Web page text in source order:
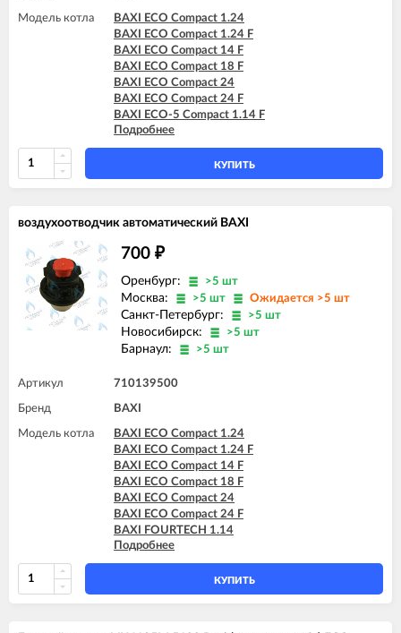
Модель котла
BAXI ECO Compact 1.24
BAXI ECO Compact 1.24 F
BAXI ECO Compact 14 F
BAXI ECO Compact 18 F
BAXI ECO Compact 24
BAXI ECO Compact 24 F
BAXI ECO-5 Compact 1.14 F
BAXI ECO-5 Compact 1.24
BAXI ECO-5 Compact 14 F
BAXI ECO-5 Compact 18 F
BAXI ECO-5 Compact 24
BAXI FOURTECH 1.14
BAXI FOURTECH 1.14 F
BAXI FOURTECH 1.24
BAXI FOURTECH 1.24 F
BAXI FOURTECH 24 (CSB)
BAXI FOURTECH 24 (CSR)
BAXI FOURTECH 24 F (CSB)
BAXI FOURTECH 24 F (CSR)
BAXI MAIN Four 18 F (серая панель)
BAXI MAIN Four 240 F (белая панель)
BAXI MAIN-5 14 F
BAXI MAIN-5 24 F
Подробнее
КУПИТЬ
воздухоотводчик автоматический BAXI
700 ₽
Оренбург: >5 шт
Москва: >5 шт Ожидается >5 шт
Санкт-Петербург: >5 шт
Новосибирск: >5 шт
Барнаул: >5 шт
Артикул 710139500
Бренд BAXI
Модель котла
BAXI ECO Compact 1.24
BAXI ECO Compact 1.24 F
BAXI ECO Compact 14 F
BAXI ECO Compact 18 F
BAXI ECO Compact 24
BAXI ECO Compact 24 F
BAXI FOURTECH 1.14
BAXI FOURTECH 1.14 F
BAXI FOURTECH 1.24
BAXI FOURTECH 1.24 F
BAXI FOURTECH 24 (CSB)
Подробнее
КУПИТЬ